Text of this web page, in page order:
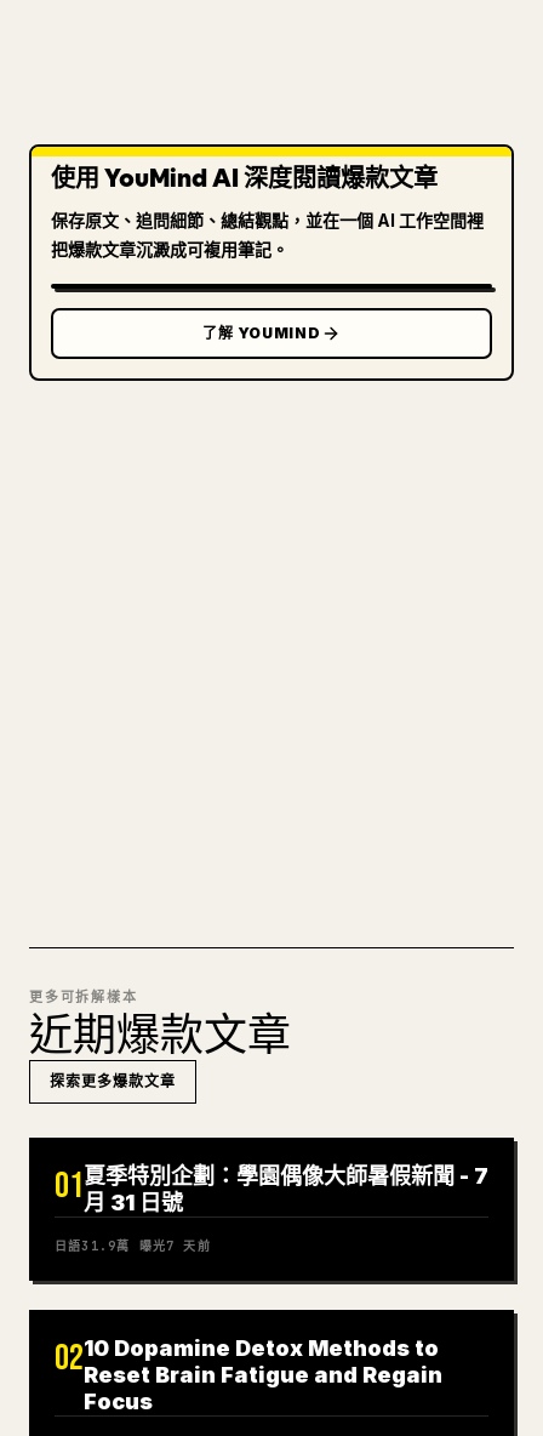
使用 YouMind AI 深度閱讀爆款文章
保存原文、追問細節、總結觀點，並在一個 AI 工作空間裡
把爆款文章沉澱成可複用筆記。
了解 YOUMIND
更多可拆解樣本
近期爆款文章
探索更多爆款文章
01夏季特別企劃：學園偶像大師暑假新聞 - 7
月 31 日號
日語31.9萬 曝光7 天前
0210 Dopamine Detox Methods to
Reset Brain Fatigue and Regain
Focus